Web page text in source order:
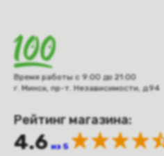
Время работы с 9:00 до 21:00
г. Минск, пр-т. Независимости, д.94
Рейтинг магазина:
4.6 из 5